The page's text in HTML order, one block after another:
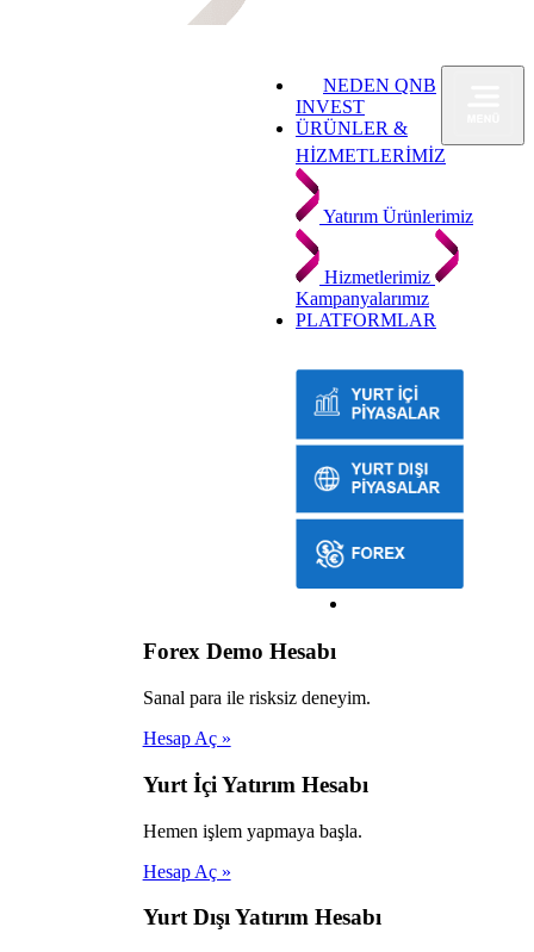
NEDEN QNB
INVEST
ÜRÜNLER &
HİZMETLERİMİZ
Yatırım Ürünlerimiz
Hizmetlerimiz
Kampanyalarımız
PLATFORMLAR
Forex Demo Hesabı
Sanal para ile risksiz deneyim.
Hesap Aç »
Yurt İçi Yatırım Hesabı
Hemen işlem yapmaya başla.
Hesap Aç »
Yurt Dışı Yatırım Hesabı